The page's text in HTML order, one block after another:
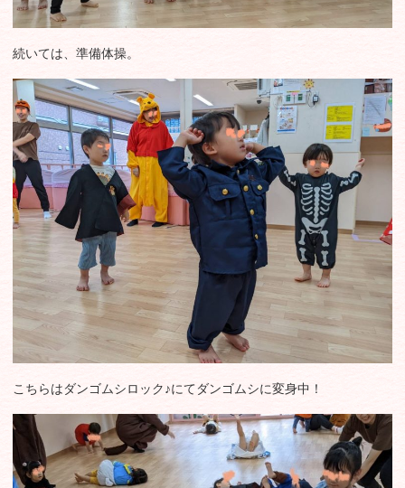
続いては、準備体操。
こちらはダンゴムシロック♪にてダンゴムシに変身中！